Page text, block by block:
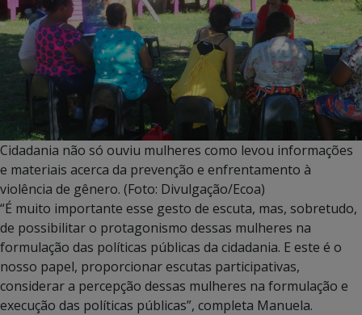
Cidadania não só ouviu mulheres como levou informações
e materiais acerca da prevenção e enfrentamento à
violência de gênero. (Foto: Divulgação/Ecoa)
“É muito importante esse gesto de escuta, mas, sobretudo,
de possibilitar o protagonismo dessas mulheres na
formulação das políticas públicas da cidadania. E este é o
nosso papel, proporcionar escutas participativas,
considerar a percepção dessas mulheres na formulação e
execução das políticas públicas”, completa Manuela.